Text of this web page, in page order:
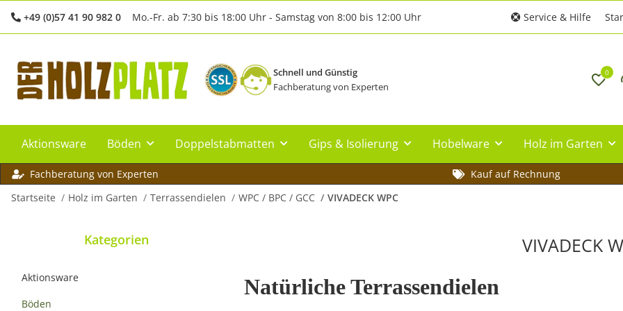
+49 (0)57 41 90 982 0 Mo.-Fr. ab 7:30 bis 18:00 Uhr - Samstag von 8:00 bis 12:00 Uhr Service & Hilfe
Schnell und Günstig
Fachberatung von Experten
0
Aktionsware Böden Doppelstabmatten Gips & Isolierung Hobelware Holz im Garten
Fachberatung von Experten Kauf auf Rechnung
Startseite
Holz im Garten Terrassendielen WPC / BPC / GCC VIVADECK WPC
VIVADECK
Natürliche Terrassendielen
Kategorien
Aktionsware
Böden